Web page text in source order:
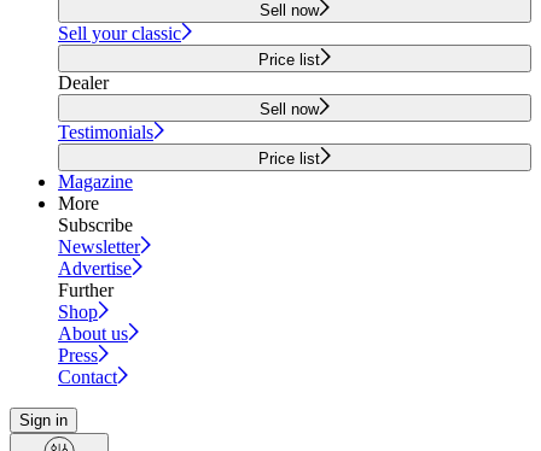
Sell now
Sell your classic
Price list
Dealer
Sell now
Testimonials
Price list
Magazine
More
Subscribe
Newsletter
Advertise
Further
Shop
About us
Press
Contact
Sign in